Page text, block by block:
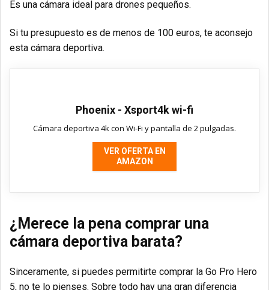
Es una cámara ideal para drones pequeños.
Si tu presupuesto es de menos de 100 euros, te aconsejo
esta cámara deportiva.
Phoenix - Xsport4k wi-fi
Cámara deportiva 4k con Wi-Fi y pantalla de 2 pulgadas.
VER OFERTA EN
AMAZON
¿Merece la pena comprar una
cámara deportiva barata?
Sinceramente, si puedes permitirte comprar la Go Pro Hero
5, no te lo pienses. Sobre todo hay una gran diferencia